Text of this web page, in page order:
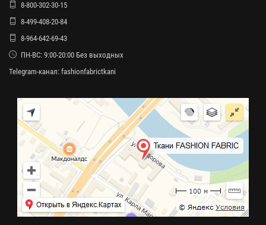
8-800-302-30-15
8-499-408-20-84
8-964-642-69-43
ПН-ВС: 9:00-20:00 Без выходных
Telegram-канал: fashionfabrictkani